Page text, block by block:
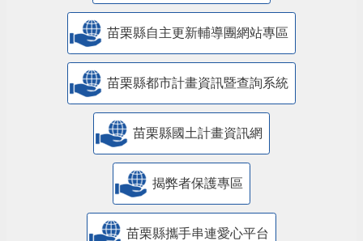
苗栗縣自主更新輔導團網站專區
苗栗縣都市計畫資訊暨查詢系統
苗栗縣國土計畫資訊網
揭弊者保護專區
苗栗縣攜手串連愛心平台